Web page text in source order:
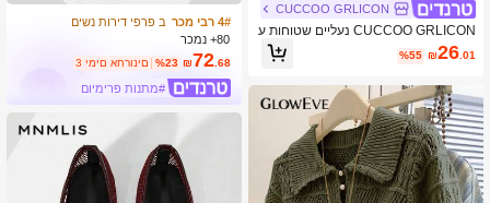
CUCCOO GRLICON
CUCCOO GRLICON נעליים שטוחות ע
ם אבזם ועיצוב מסמרות לנשים
₪26.01
%55
4# רבי מכר
ב פרפי דירות נשים
80+ נמכר
₪72 .68
%23 3 ימים אחרונים
#מתנות פרימיום